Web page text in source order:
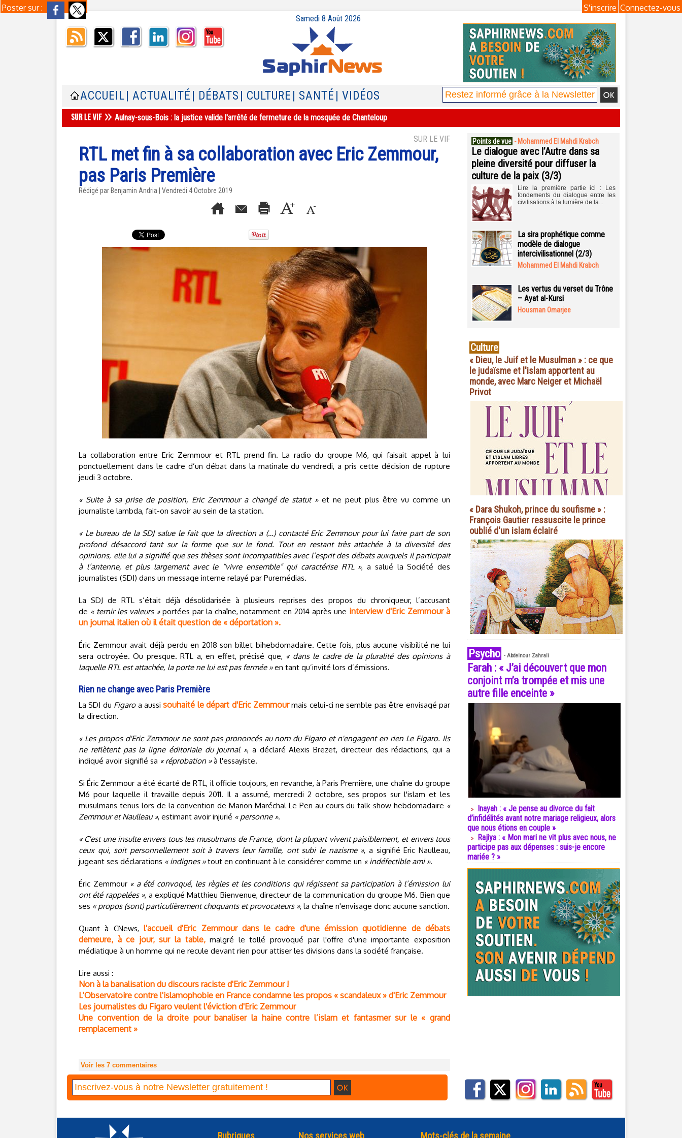
Poster sur : Connectez-vous
S'inscrire
Samedi 8 Août 2026
ACCUEIL | ACTUALITÉ | DÉBATS | CULTURE | SANTÉ | VIDÉOS
Aulnay-sous-Bois : la justice valide l'arrêté de fermeture de la mosquée de Chanteloup
SUR LE VIF
RTL met fin à sa collaboration avec Eric Zemmour,
pas Paris Première
Rédigé par Benjamin Andria | Vendredi 4 Octobre 2019
La collaboration entre Eric Zemmour et RTL prend fin. La radio du groupe M6, qui faisait appel à lui
ponctuellement dans le cadre d’un débat dans la matinale du vendredi, a pris cette décision de rupture
jeudi 3 octobre.
« Suite à sa prise de position, Eric Zemmour a changé de statut »et ne peut plus être vu comme un
journaliste lambda, fait-on savoir au sein de la station.
« Le bureau de la SDJ salue le fait que la direction a (…) contacté Eric Zemmour pour lui faire part de son
profond désaccord tant sur la forme que sur le fond. Tout en restant très attachée à la diversité des
opinions, elle lui a signifié que ses thèses sont incompatibles avec l’esprit des débats auxquels il participait
à l’antenne, et plus largement avec le “vivre ensemble” qui caractérise RTL », a salué la Société des
journalistes (SDJ) dans un message interne relayé par Puremédias.
La SDJ de RTL s’était déjà désolidarisée à plusieurs reprises des propos du chroniqueur, l’accusant
de « ternir les valeurs »portées par la chaîne, notamment en 2014 après une interview d'Eric Zemmour à
un journal italien où il était question de « déportation ».
Éric Zemmour avait déjà perdu en 2018 son billet bihebdomadaire. Cette fois, plus aucune visibilité ne lui
sera octroyée. Ou presque. RTL a, en effet, précisé que, « dans le cadre de la pluralité des opinions à
laquelle RTL est attachée, la porte ne lui est pas fermée »en tant qu’invité lors d’émissions.
Rien ne change avec Paris Première
La SDJ du Figaroa aussisouhaité le départ d'Eric Zemmourmais celui-ci ne semble pas être envisagé par
la direction.
« Les propos d'Eric Zemmour ne sont pas prononcés au nom du Figaro et n'engagent en rien Le Figaro. Ils
ne reflètent pas la ligne éditoriale du journal », a déclaré Alexis Brezet, directeur des rédactions, qui a
indiqué avoir signifié sa « réprobation »à l'essayiste.
Si Éric Zemmour a été écarté de RTL, il officie toujours, en revanche, à Paris Première, une chaîne du groupe
M6 pour laquelle il travaille depuis 2011. Il a assumé, mercredi 2 octobre, ses propos sur l'islam et les
musulmans tenus lors de la convention de Marion Maréchal Le Pen au cours du talk-show hebdomadaire «
Zemmour et Naulleau », estimant avoir injurié « personne ».
« C'est une insulte envers tous les musulmans de France, dont la plupart vivent paisiblement, et envers tous
ceux qui, soit personnellement soit à travers leur famille, ont subi le nazisme », a signifié Eric Naulleau,
jugeant ses déclarations « indignes »tout en continuant à le considérer comme un « indéfectible ami ».
Éric Zemmour « a été convoqué, les règles et les conditions qui régissent sa participation à l’émission lui
ont été rappelées », a expliqué Matthieu Bienvenue, directeur de la communication du groupe M6. Bien que
ses « propos (sont) particulièrement choquants et provocateurs », la chaîne n'envisage donc aucune sanction.
Quant à CNews, l'accueil d'Eric Zemmour dans le cadre d'une émission quotidienne de débats
demeure, à ce jour, sur la table,malgré le tollé provoqué par l'offre d'une importante exposition
médiatique à un homme qui ne recule devant rien pour attiser les divisions dans la société française.
Lire aussi :
Non à la banalisation du discours raciste d'Eric Zemmour !
L'Observatoire contre l'islamophobie en France condamne les propos « scandaleux » d'Eric Zemmour
Les journalistes du Figaro veulent l'éviction d'Eric Zemmour
Une convention de la droite pour banaliser la haine contre l’islam et fantasmer sur le « grand
remplacement »
Voir les 7 commentaires
Points de vue - Mohammed El Mahdi Krabch
Le dialogue avec l’Autre dans sa
pleine diversité pour diffuser la
culture de la paix (3/3)
Lire la première partie ici : Les
fondements du dialogue entre les
civilisations à la lumière de la...
La sira prophétique comme
modèle de dialogue
intercivilisationnel (2/3)
Mohammed El Mahdi Krabch
Les vertus du verset du Trône
– Ayat al-Kursi
Housman Omarjee
Culture
« Dieu, le Juif et le Musulman » : ce que
le judaïsme et l'islam apportent au
monde, avec Marc Neiger et Michaël
Privot
« Dara Shukoh, prince du soufisme » :
François Gautier ressuscite le prince
oublié d'un islam éclairé
Psycho - Abdelnour Zahrali
Farah : « J’ai découvert que mon
conjoint m’a trompée et mis une
autre fille enceinte »
Inayah : « Je pense au divorce du fait
d’infidélités avant notre mariage religieux, alors
que nous étions en couple »
Rajiya : « Mon mari ne vit plus avec nous, ne
participe pas aux dépenses : suis-je encore
mariée ? »
Rubriques Nos services web Mots-clés de la semaine